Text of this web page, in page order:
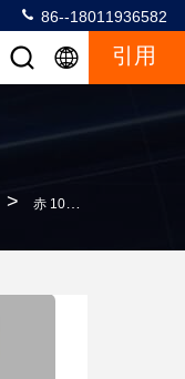
86--18011936582
引用
> 赤 100L Hfc227ea FM200 キャビネット システム 工場 直接品質保証 最高価格